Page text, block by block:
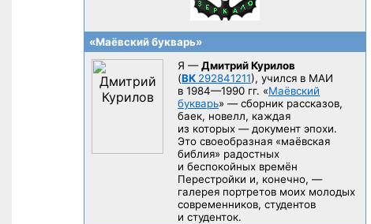
«Маёвский букварь»
Я —Дмитрий Курилов
(ВК 292841211), учился в МАИ
в 1984—1990 гг. «Маёвский
букварь» — сборник рассказов,
баек, новелл, каждая
из которых — документ эпохи.
Это своеобразная «маёвская
библия» радостных
и беспокойных времён
Перестройки и, конечно, —
галерея портретов моих молодых
современников, студентов
и студенток.